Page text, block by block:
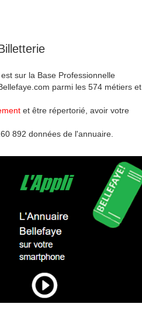
sur la Base Professionnelle
parmi les 574 métiers et
et être répertorié, avoir votre
892 données de l'annuaire.